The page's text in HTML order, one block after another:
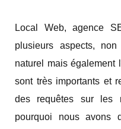
Local Web, agence
plusieurs aspects,
naturel mais également
sont très importants et
des requêtes sur les
pourquoi nous avons